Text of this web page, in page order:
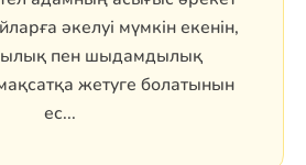
әкелуі мүмкін екенін,
пен шыдамдылық
жетуге болатынын
ес...